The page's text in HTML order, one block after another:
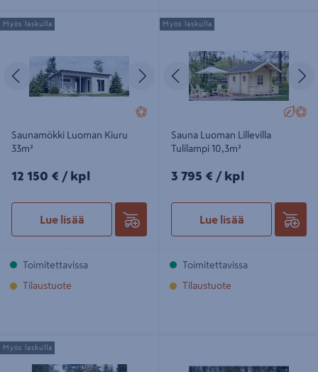
Saunamökki Luoman Kiuru 33m²
Edellinen Seuraava
Saunamökki Luoman Kiuru
33m²
12150€/kpl
12 150 € / kpl
Lue lisää
Myös laskulla
Toimitettavissa
Tilaustuote
Sauna Luoman Lillevilla Tulilampi
10,3m²
Edellinen
Sauna Luoman Lillevilla
Tulilampi 10,3m²
3795€/kpl
3 795 € / kpl
Lue lisää
Myös laskulla
Toimitettavissa
Tilaustuote
Pihasauna Kuutsalo harjakatolla
8,7m²
Myös laskulla